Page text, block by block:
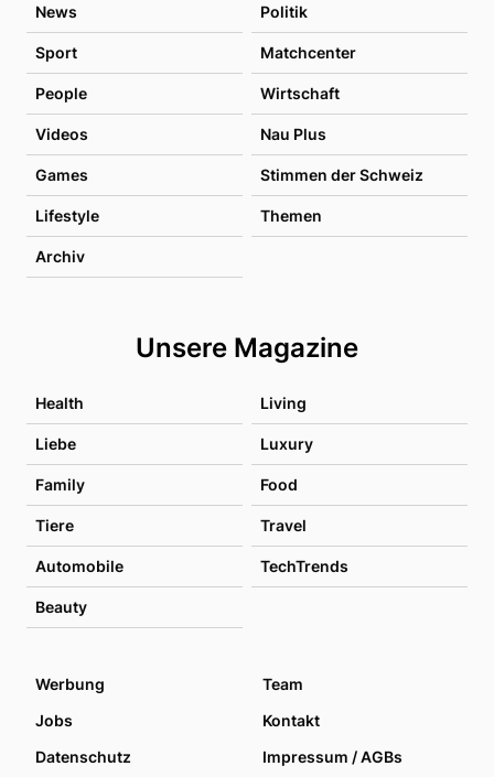
News Politik
Sport Matchcenter
People Wirtschaft
Videos Nau Plus
Games Stimmen der Schweiz
Lifestyle Themen
Archiv
Unsere Magazine
Health Living
Liebe Luxury
Family Food
Tiere Travel
Automobile TechTrends
Beauty
Werbung
Team
Jobs
Kontakt
Datenschutz
Impressum / AGBs